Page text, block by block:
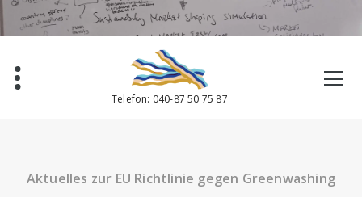
Zum
Inhalt
springen
Telefon: 040-87 50 75 87
Aktuelles zur EU Richtlinie gegen Greenwashing